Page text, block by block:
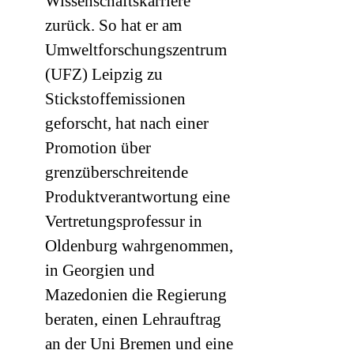
zurück. So hat er am
Umweltforschungszentrum
(UFZ) Leipzig zu
Stickstoffemissionen
geforscht, hat nach einer
Promotion über
grenzüberschreitende
Produktverantwortung eine
Vertretungsprofessur in
Oldenburg wahrgenommen,
in Georgien und
Mazedonien die Regierung
beraten, einen Lehrauftrag
an der Uni Bremen und eine